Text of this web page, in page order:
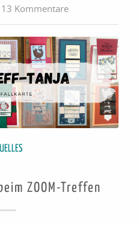
13 Kommentare
ZOOM-Treffen